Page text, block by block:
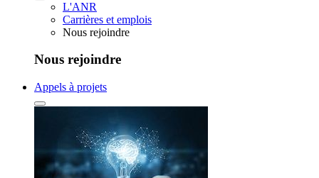
L'ANR
Carrières et emplois
Nous rejoindre
Nous rejoindre
Appels à projets